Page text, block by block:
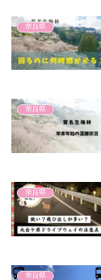
奈良県
奈良県
奈良県
奈良県